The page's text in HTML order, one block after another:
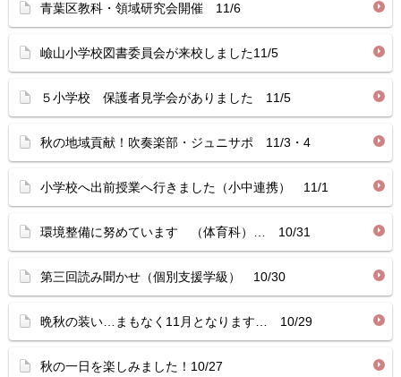
青葉区教科・領域研究会開催 11/6
嶮山小学校図書委員会が来校しました11/5
５小学校 保護者見学会がありました 11/5
秋の地域貢献！吹奏楽部・ジュニサポ 11/3・4
小学校へ出前授業へ行きました（小中連携） 11/1
環境整備に努めています （体育科）… 10/31
第三回読み聞かせ（個別支援学級） 10/30
晩秋の装い…まもなく11月となります… 10/29
秋の一日を楽しみました！10/27